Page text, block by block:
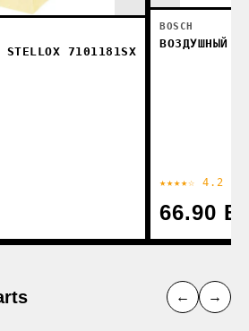
7101181SX
BOSCH
ВОЗДУШНЫЙ
★★★★☆ 4.2
66.90
← →